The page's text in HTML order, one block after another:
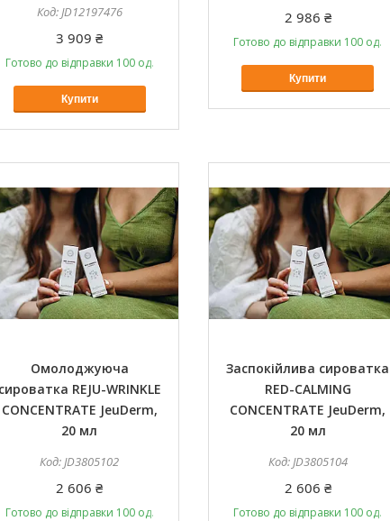
JD12197476
3 909 ₴
Готово до відправки 100 од.
Купити
2 986 ₴
Готово до відправки 100 од.
Купити
Омолоджуюча
сироватка REJU-WRINKLE
CONCENTRATE JeuDerm,
20 мл
JD3805102
2 606 ₴
Готово до відправки 100 од.
Заспокійлива сироватка
RED-CALMING
CONCENTRATE JeuDerm,
20 мл
JD3805104
2 606 ₴
Готово до відправки 100 од.